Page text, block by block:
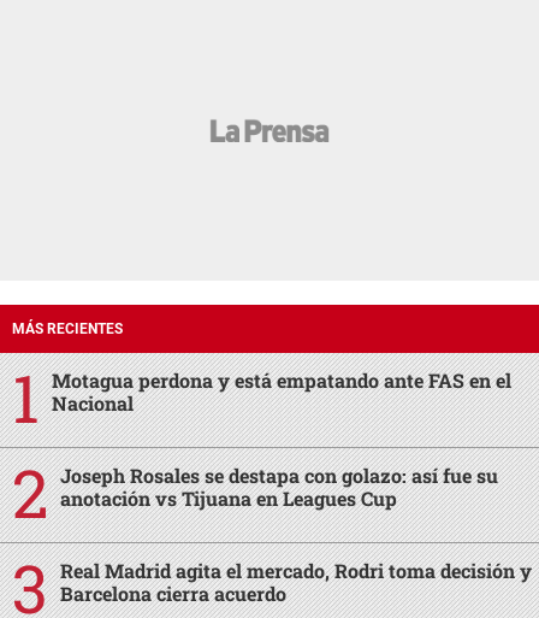
MÁS RECIENTES
Motagua perdona y está empatando ante FAS en el
Nacional
Joseph Rosales se destapa con golazo: así fue su
anotación vs Tijuana en Leagues Cup
Real Madrid agita el mercado, Rodri toma decisión y
Barcelona cierra acuerdo